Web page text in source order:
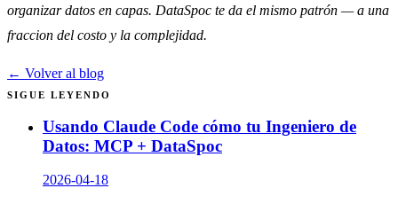
organizar datos en capas. DataSpoc te da el mismo patrón — a una
fraccion del costo y la complejidad.
← Volver al blog
SIGUE LEYENDO
Usando Claude Code cómo tu Ingeniero de
Datos: MCP + DataSpoc
2026-04-18